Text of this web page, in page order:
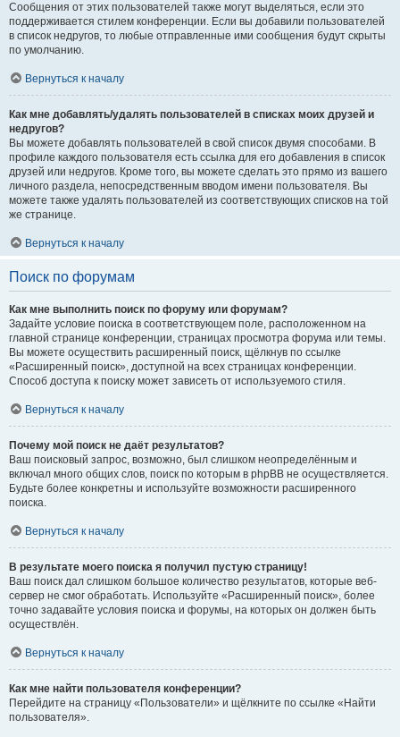
Сообщения от этих пользователей также могут выделяться, если это
поддерживается стилем конференции. Если вы добавили пользователей
в список недругов, то любые отправленные ими сообщения будут скрыты
по умолчанию.
Вернуться к началу
Как мне добавлять/удалять пользователей в списках моих друзей и
недругов?
Вы можете добавлять пользователей в свой список двумя способами. В
профиле каждого пользователя есть ссылка для его добавления в список
друзей или недругов. Кроме того, вы можете сделать это прямо из вашего
личного раздела, непосредственным вводом имени пользователя. Вы
можете также удалять пользователей из соответствующих списков на той
же странице.
Вернуться к началу
Поиск по форумам
Как мне выполнить поиск по форуму или форумам?
Задайте условие поиска в соответствующем поле, расположенном на
главной странице конференции, страницах просмотра форума или темы.
Вы можете осуществить расширенный поиск, щёлкнув по ссылке
«Расширенный поиск», доступной на всех страницах конференции.
Способ доступа к поиску может зависеть от используемого стиля.
Вернуться к началу
Почему мой поиск не даёт результатов?
Ваш поисковый запрос, возможно, был слишком неопределённым и
включал много общих слов, поиск по которым в phpBB не осуществляется.
Будьте более конкретны и используйте возможности расширенного
поиска.
Вернуться к началу
В результате моего поиска я получил пустую страницу!
Ваш поиск дал слишком большое количество результатов, которые веб-
сервер не смог обработать. Используйте «Расширенный поиск», более
точно задавайте условия поиска и форумы, на которых он должен быть
осуществлён.
Вернуться к началу
Как мне найти пользователя конференции?
Перейдите на страницу «Пользователи» и щёлкните по ссылке «Найти
пользователя».